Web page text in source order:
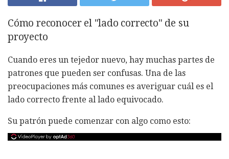
Cómo reconocer el "lado correcto" de su
proyecto
Cuando eres un tejedor nuevo, hay muchas partes de
patrones que pueden ser confusas. Una de las
preocupaciones más comunes es averiguar cuál es el
lado correcto frente al lado equivocado.
Su patrón puede comenzar con algo como esto: